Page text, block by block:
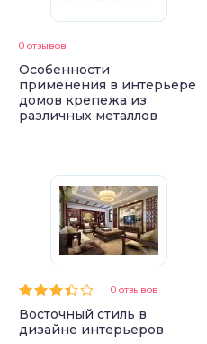
0 отзывов
Особенности
применения в интерьере
домов крепежа из
различных металлов
0 отзывов
Восточный стиль в
дизайне интерьеров